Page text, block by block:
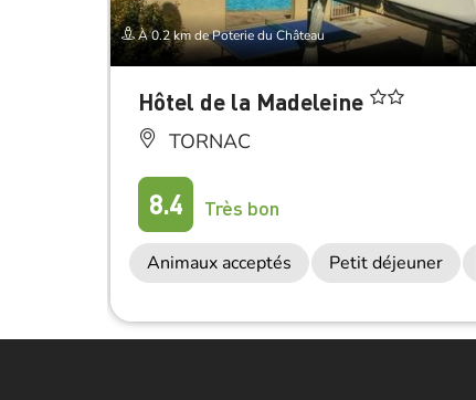
À 0.2 km de Poterie du Château
Hôtel de la Madeleine
TORNAC
8.4 Très bon
Animaux acceptés Petit déjeuner